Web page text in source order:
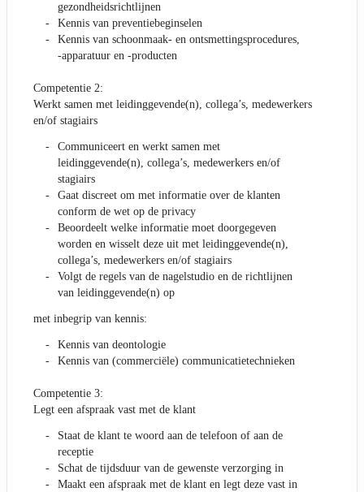
gezondheidsrichtlijnen
Kennis van preventiebeginselen
Kennis van schoonmaak- en ontsmettingsprocedures,
-apparatuur en -producten
Competentie 2:
Werkt samen met leidinggevende(n), collega’s, medewerkers
en/of stagiairs
Communiceert en werkt samen met
leidinggevende(n), collega’s, medewerkers en/of
stagiairs
Gaat discreet om met informatie over de klanten
conform de wet op de privacy
Beoordeelt welke informatie moet doorgegeven
worden en wisselt deze uit met leidinggevende(n),
collega’s, medewerkers en/of stagiairs
Volgt de regels van de nagelstudio en de richtlijnen
van leidinggevende(n) op
met inbegrip van kennis:
Kennis van deontologie
Kennis van (commerciële) communicatietechnieken
Competentie 3:
Legt een afspraak vast met de klant
Staat de klant te woord aan de telefoon of aan de
receptie
Schat de tijdsduur van de gewenste verzorging in
Maakt een afspraak met de klant en legt deze vast in